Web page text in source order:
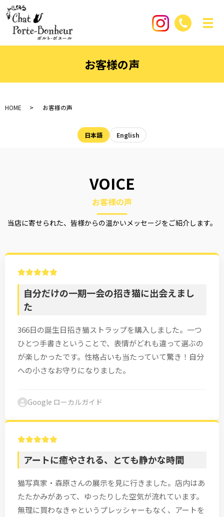
お客様の声
HOME お客様の声
日本語 English
VOICE
お客様の声
当店に寄せられた、皆様からの温かいメッセージをご紹介します。
自分だけの一期一会の招き猫に出会えまし
た
366日の誕生日招き猫ストラップを購入しました。一つ
ひとつ手書きということで、表情がどれも違って選ぶの
が楽しかったです。性格占いも当たっていて驚き！自分
への小さなお守りになりました。
Google ローカルガイド
アートに癒やされる、とても静かな時間
猫写真家・森原さんの展示を見に行きました。店内はあ
たたかみがあって、ゆったりした空気が流れています。
無理に買わなきゃというプレッシャーもなく、アートを